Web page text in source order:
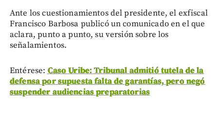
Ante los cuestionamientos del presidente, el exfiscal
Francisco Barbosa publicó un comunicado en el que
aclara, punto a punto, su versión sobre los
señalamientos.
Entérese: Caso Uribe: Tribunal admitió tutela de la
defensa por supuesta falta de garantías, pero negó
suspender audiencias preparatorias